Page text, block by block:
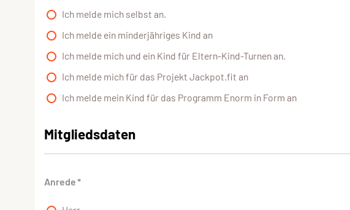
Ich melde mich selbst an.
Ich melde ein minderjähriges Kind an
Ich melde mich und ein Kind für Eltern-Kind-Turnen an.
Ich melde mich für das Projekt Jackpot.fit an
Ich melde mein Kind für das Programm Enorm in Form an
Mitgliedsdaten
Anrede*